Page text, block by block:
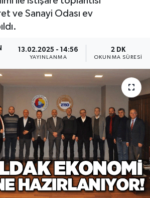
ve Sanayi Odası ev
13.02.2025 - 14:56
YAYINLANMA
2 DK
OKUNMA SÜRESI